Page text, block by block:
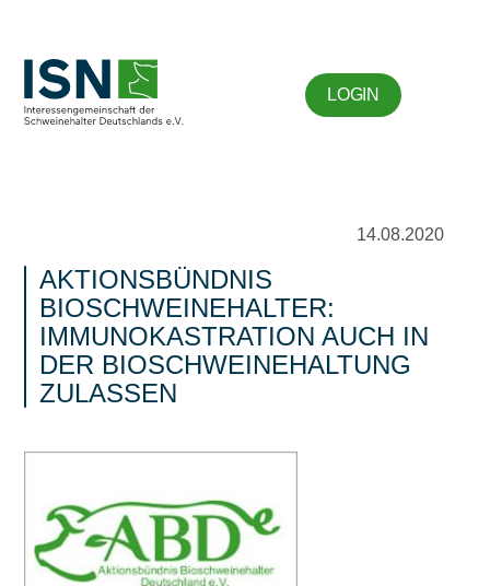
LOGIN
14.08.2020
AKTIONSBÜNDNIS
BIOSCHWEINEHALTER:
IMMUNOKASTRATION AUCH IN
DER BIOSCHWEINEHALTUNG
ZULASSEN